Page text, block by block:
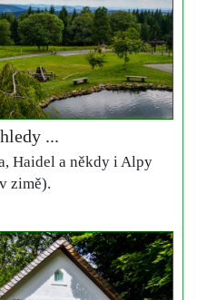
...
Haidel a někdy i Alpy
zimě).